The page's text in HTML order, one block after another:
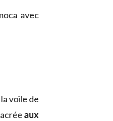
avec
voile de
aux